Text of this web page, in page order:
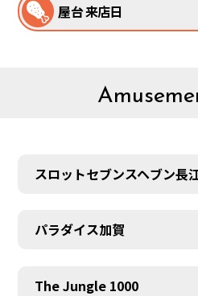
屋台 来店日
スロットセブンスヘブン長
パラダイス加賀
The Jungle 1000